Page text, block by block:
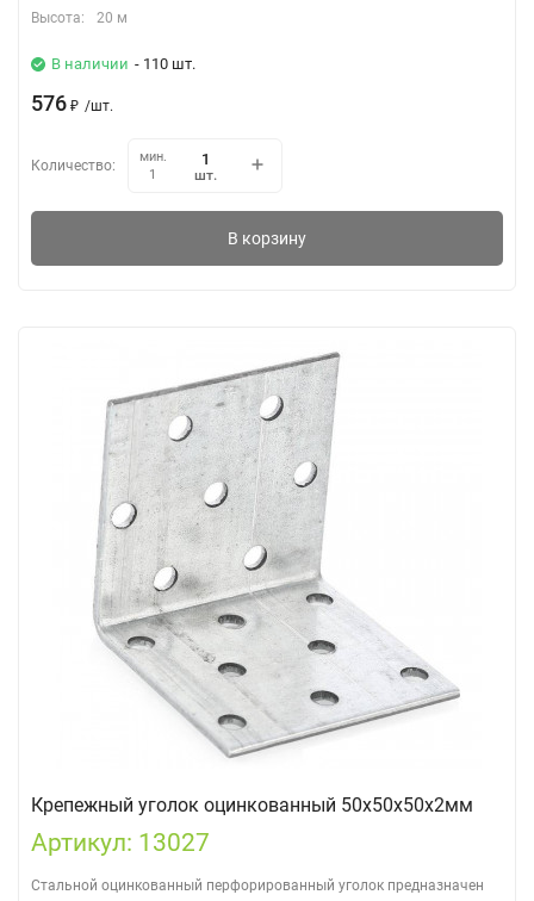
Высота:
20 м
В наличии - 110 шт.
576 ₽ /шт.
Количество:
мин.
1
шт.
В корзину
Крепежный уголок оцинкованный 50х50х50х2мм
Артикул: 13027
Стальной оцинкованный перфорированный уголок предназначен